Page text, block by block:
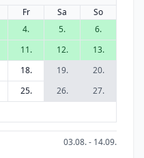
Fr Sa
So
4. 5.
6.
11. 12.
13.
18. 19.
20.
25. 26.
27.
03.08. - 14.09.